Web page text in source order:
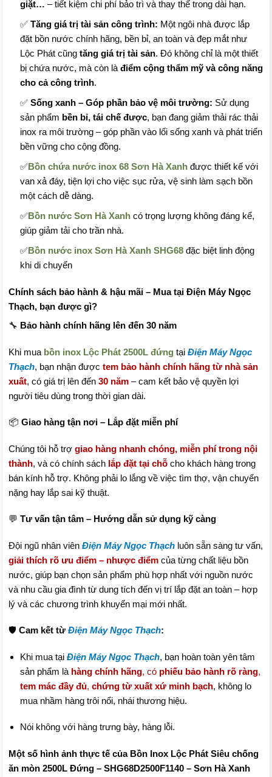
giặt… – tiết kiệm chi phí bảo trì và thay thế trong dài hạn.
✅Tăng giá trị tài sản công trình: Một ngôi nhà được lắp
đặt bồn nước chính hãng, bền bỉ, an toàn và đẹp mắt như
Lộc Phát cũngtăng giá trị tài sản. Đó không chỉ là một thiết
bị chứa nước, mà còn làđiểm cộng thẩm mỹ và công năng
cho cả công trình.
✅Sống xanh – Góp phần bảo vệ môi trường: Sử dụng
sản phẩm bền bỉ, tái chế được, bạn đang giảm thải rác thải
inox ra môi trường – góp phần vào lối sống xanh và phát triển
bền vững cho cộng đồng.
✅Bồn chứa nước inox 68 Sơn Hà Xanh được thiết kế với
van xả đáy, tiện lợi cho việc sục rửa, vệ sinh làm sạch bồn
một cách dễ dàng.
✅Bồn nước Sơn Hà Xanh có trọng lượng không đáng kể,
giúp giảm tải cho trần nhà.
✅Bồn nước inox Sơn Hà Xanh SHG68 đặc biệt linh động
khi di chuyển
Chính sách bảo hành & hậu mãi – Mua tại Điện Máy Ngọc
Thạch, bạn được gì?
🔧 Bảo hành chính hãng lên đến 30 năm
Khi mua bồn inox Lộc Phát 2500L đứngtại Điện Máy Ngọc
Thạch, bạn nhận được tem bảo hành chính hãng từ nhà sản
xuất, có giá trị lên đến 30 năm– cam kết bảo vệ quyền lợi
người tiêu dùng trong thời gian dài.
📦 Giao hàng tận nơi – Lắp đặt miễn phí
Chúng tôi hỗ trợ giao hàng nhanh chóng, miễn phí trong nội
thành, và có chính sách lắp đặt tại chỗcho khách hàng trong
bán kính hỗ trợ. Không phải lo lắng về việc tìm thợ, vận chuyển
nặng hay lắp sai kỹ thuật.
💬 Tư vấn tận tâm – Hướng dẫn sử dụng kỹ càng
Đội ngũ nhân viên Điện Máy Ngọc Thạchluôn sẵn sàng tư vấn,
giải thích rõ ưu điểm – nhược điểmcủa từng chất liệu bồn
nước, giúp bạn chọn sản phẩm phù hợp nhất với nguồn nước
và nhu cầu gia đình từ dung tích đến vị trí lắp đặt an toàn – hợp
lý và các chương trình khuyến mại mới nhất.
🛡️ Cam kết từ Điện Máy Ngọc Thạch:
Khi mua tạiĐiện Máy Ngọc Thạch, bạn hoàn toàn yên tâm
sản phẩm là hàng chính hãng, có phiếu bảo hành rõ ràng,
tem mác đầy đủ,chứng từ xuất xứ minh bạch, không lo
mua nhầm hàng trôi nổi, nhái thương hiệu.
Nói không với hàng trưng bày, hàng lỗi.
Một số hình ảnh thực tế của Bồn Inox Lộc Phát Siêu chống
ăn mòn 2500L Đứng – SHG68D2500F1140 – Sơn Hà Xanh